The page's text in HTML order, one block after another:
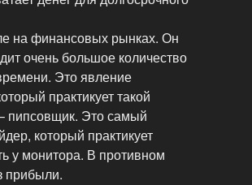
на финансовых рынках. Он
очень большое количество
Это явление
практикует такой
пипсовщик. Это самый
который практикует
у монитора. В противном
прибыли.